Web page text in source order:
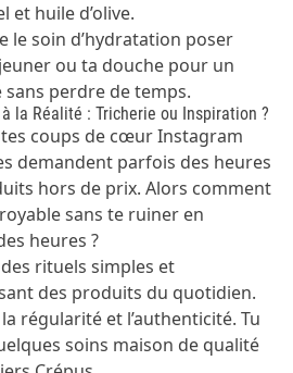
et huile d’olive.
le soin d’hydratation poser
ou ta douche pour un
sans perdre de temps.
la Réalité : Tricherie ou Inspiration ?
coups de cœur Instagram
demandent parfois des heures
hors de prix. Alors comment
sans te ruiner en
heures ?
rituels simples et
des produits du quotidien.
régularité et l’authenticité. Tu
soins maison de qualité